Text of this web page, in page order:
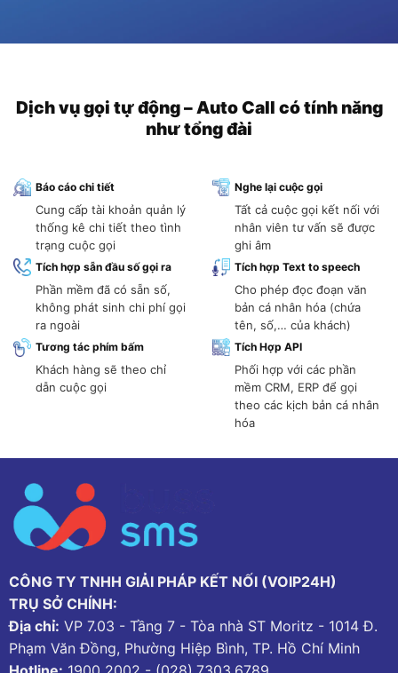
Dịch vụ gọi tự động – Auto Call có tính năng
như tổng đài
Báo cáo chi tiết
Cung cấp tài khoản quản lý
thống kê chi tiết theo tình
trạng cuộc gọi
Nghe lại cuộc gọi
Tất cả cuộc gọi kết nối với
nhân viên tư vấn sẽ được
ghi âm
Tích hợp sẵn đầu số gọi ra
Phần mềm đã có sẵn số,
không phát sinh chi phí gọi
ra ngoài
Tích hợp Text to speech
Cho phép đọc đoạn văn
bản cá nhân hóa (chứa
tên, số,… của khách)
Tương tác phím bấm
Khách hàng sẽ theo chỉ
dẫn cuộc gọi
Tích Hợp API
Phối hợp với các phần
mềm CRM, ERP để gọi
theo các kịch bản cá nhân
hóa
CÔNG TY TNHH GIẢI PHÁP KẾT NỐI (VOIP24H)
TRỤ SỞ CHÍNH:
Địa chỉ: VP 7.03 - Tầng 7 - Tòa nhà ST Moritz - 1014 Đ.
Phạm Văn Đồng, Phường Hiệp Bình, TP. Hồ Chí Minh